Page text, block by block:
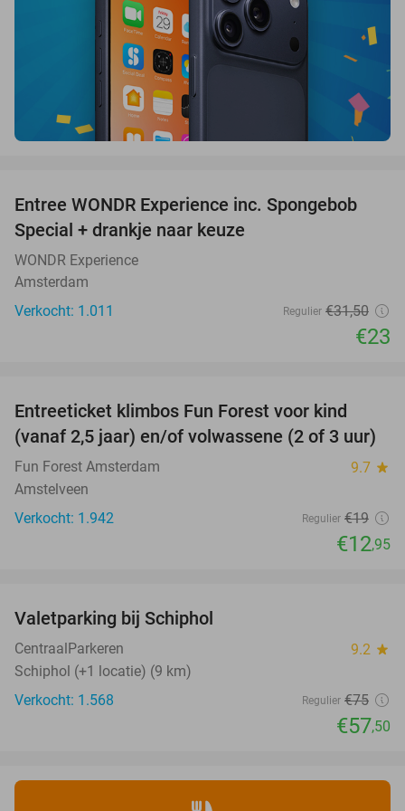
27%
Entree WONDR Experience inc. Spongebob
Special + drankje naar keuze
WONDR Experience
Amsterdam
Verkocht: 1.011
Regulier €31,50
€23
Entreeticket klimbos Fun Forest voor kind
(vanaf 2,5 jaar) en/of volwassene (2 of 3 uur)
Fun Forest Amsterdam 9.7 star
Amstelveen
Verkocht: 1.942
Regulier €19
€12,95
Valetparking bij Schiphol
CentraalParkeren 9.2 star
Schiphol (+1 locatie) (9 km)
Verkocht: 1.568
Regulier €75
€57,50